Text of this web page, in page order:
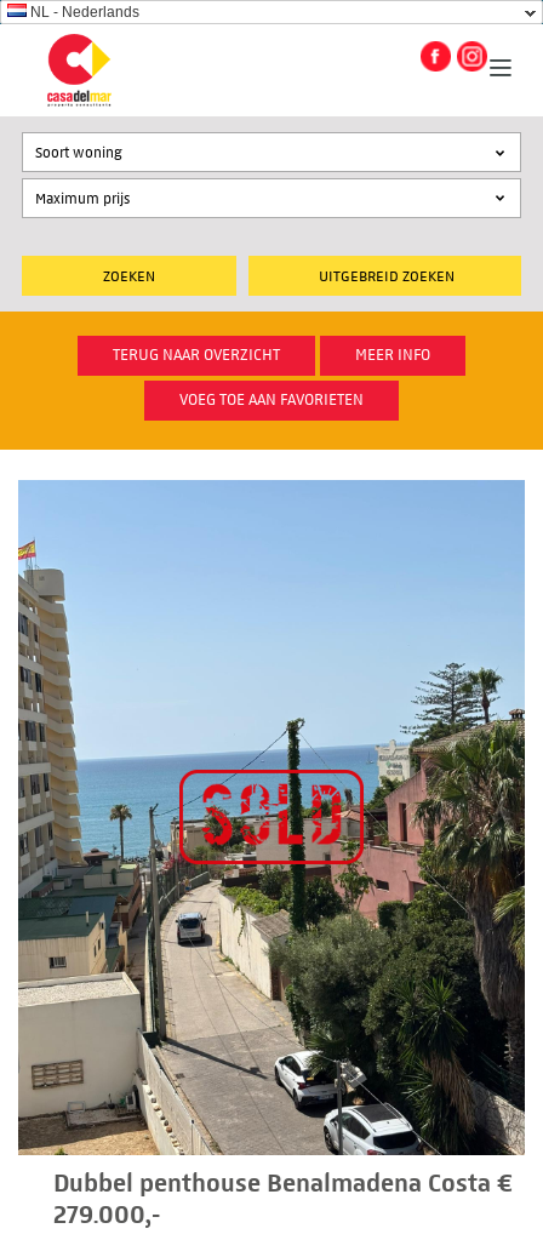
NL - Nederlands
UITGEBREID ZOEKEN
Soort woning
TERUG NAAR OVERZICHT MEER INFO
VOEG TOE AAN FAVORIETEN
Dubbel penthouse Benalmadena Costa €
279.000,-